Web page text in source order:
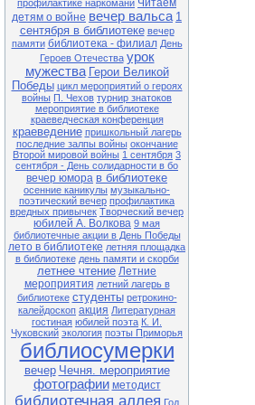
Экологический час «Долгое эхо
Чернобыля» (35 лет со дня
катастрофы на Чернобыльской
АЭС)
27.04 13-00 Ф№1
Квест-игра «В поисках заветного
клада» (в рамках клуба «Семь Я)
28.04 13-00 Ф№1
Экологический час «Чернобыль.
Год 1986» (35 лет со дня
катастрофы на Чернобыльской
АЭС)
28.04 11-00 ЦБ
Литературный час «Король смеха
Аркадий Аверченко» (140 лет со
дня рождения писателя)
29.04 13-00 Ф№1
Обзор книжной выставки «Они не
должны исчезнуть» (по Красной
книге Приморского края)
Внимание! В связи с продлением
ограничительных мер в
расписании возможны
корректировки. Обращаться по
тел.: 25-1-72
профилактике наркомани Читаем
детям о войне вечер вальса 1
сентября в библиотеке вечер
памяти библиотека - филиал День
Героев Отечества урок
мужества Герои Великой
Победы цикл мероприятий о героях
войны П. Чехов турнир знатоков
мероприятие в библиотеке
краеведческая конференция
краеведение пришкольный лагерь
последние залпы войны окончание
Второй мировой войны 1 сентября 3
сентября - День солидарности в бо
вечер юмора в библиотеке
осенние каникулы музыкально-
поэтический вечер профилактика
вредных привычек Творческий вечер
юбилей А. Волкова 9 мая
библиотечные акции в День Победы
лето в библиотеке летняя площадка
в библиотеке день памяти и скорби
летнее чтение Летние
мероприятия летний лагерь в
библиотеке студенты ретрокино-
калейдоскоп акция Литературная
гостиная юбилей поэта К. И.
Чуковский экология поэты Приморья
библиосумерки
вечер Чечня. мероприятие
фотографии методист
библиотечная аллея Год